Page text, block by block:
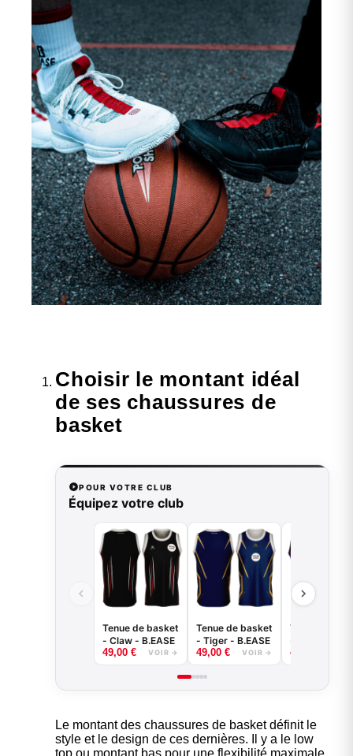
Choisir le montant idéal
de ses chaussures de
basket
POUR VOTRE CLUB
Équipez votre club
Tenue de basket
- Claw - B.EASE
49,00 € VOIR →
Tenue de basket
- Tiger - B.EASE
49,00 € VOIR →
Tenue de
- Splash -
B.EASE
49,00
Le montant des chaussures de basket définit le
style et le design de ces dernières. Il y a le low